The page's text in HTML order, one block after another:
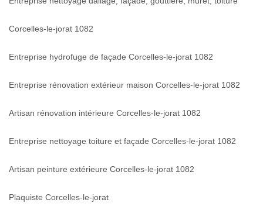
Corcelles-le-jorat 1082
Entreprise hydrofuge de façade Corcelles-le-jorat 1082
Entreprise rénovation extérieur maison Corcelles-le-jorat 1082
Artisan rénovation intérieure Corcelles-le-jorat 1082
Entreprise nettoyage toiture et façade Corcelles-le-jorat 1082
Artisan peinture extérieure Corcelles-le-jorat 1082
Plaquiste Corcelles-le-jorat